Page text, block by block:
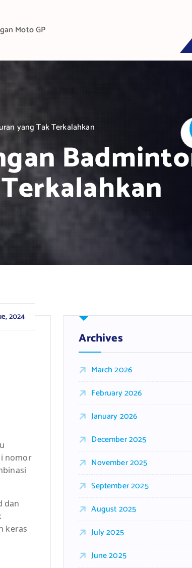
Moto GP
yang Tak Terkalahkan
2024
nomor
dan
keras
Archives
March 2026
February 2026
January 2026
December 2025
November 2025
September 2025
August 2025
July 2025
June 2025